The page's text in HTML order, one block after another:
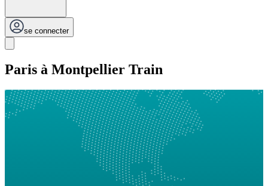
se connecter
Paris à Montpellier Train